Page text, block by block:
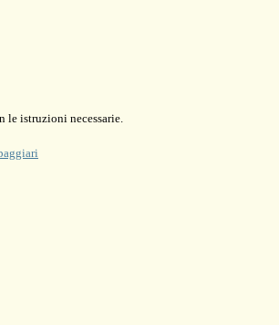
le istruzioni necessarie.